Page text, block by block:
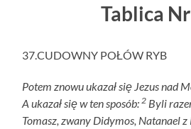
Tablica
37.CUDOWNY POŁÓW RYB
Potem znowu ukazał się Jezus nad
A ukazał się w ten sposób:2 Byli
Tomasz, zwany Didymos, Natanael